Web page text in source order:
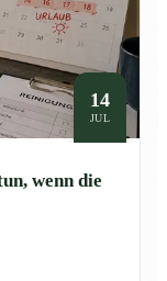
14
JUL
wenn die